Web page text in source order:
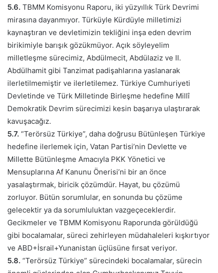
5.6. TBMM Komisyonu Raporu, iki yüzyıllık Türk Devrimi
mirasına dayanmıyor. Türküyle Kürdüyle milletimizi
kaynaştıran ve devletimizin tekliğini inşa eden devrim
birikimiyle barışık gözükmüyor. Açık söyleyelim
milletleşme sürecimiz, Abdülmecit, Abdülaziz ve II.
Abdülhamit gibi Tanzimat padişahlarına yaslanarak
ilerletilmemiştir ve ilerletilemez. Türkiye Cumhuriyeti
Devletinde ve Türk Milletinde Birleşme hedefine Millî
Demokratik Devrim sürecimizi kesin başarıya ulaştırarak
kavuşacağız.
5.7. “Terörsüz Türkiye”, daha doğrusu Bütünleşen Türkiye
hedefine ilerlemek için, Vatan Partisi’nin Devlette ve
Millette Bütünleşme Amacıyla PKK Yönetici ve
Mensuplarına Af Kanunu Önerisi’ni bir an önce
yasalaştırmak, biricik çözümdür. Hayat, bu çözümü
zorluyor. Bütün sorumlular, en sonunda bu çözüme
gelecektir ya da sorumluluktan vazgeçeceklerdir.
Gecikmeler ve TBMM Komisyonu Raporunda görüldüğü
gibi bocalamalar, süreci zehirleyen müdahaleleri kışkırtıyor
ve ABD+İsrail+Yunanistan üçlüsüne fırsat veriyor.
5.8. “Terörsüz Türkiye” sürecindeki bocalamalar, sürecin